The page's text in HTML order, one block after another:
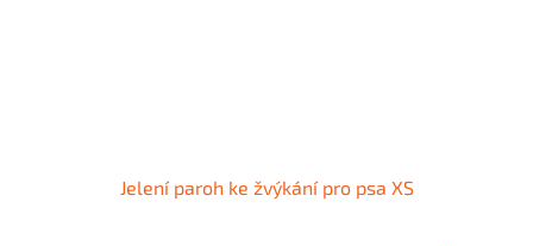
Jelení paroh ke žvýkání pro psa XS